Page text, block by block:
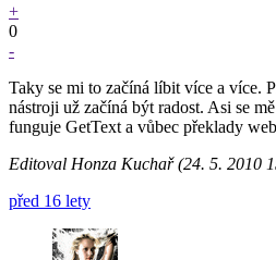
+
0
-
Taky se mi to začíná líbit více a více.
nástroji už začíná být radost. Asi se
funguje GetText a vůbec překlady
Editoval Honza Kuchař (24. 5. 2010
před 16 lety